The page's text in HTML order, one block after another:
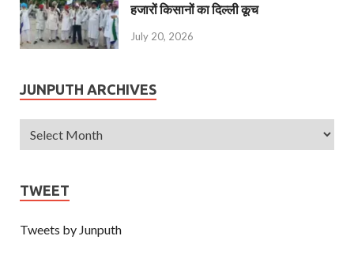
हजारों किसानों का दिल्ली कूच
July 20, 2026
JUNPUTH ARCHIVES
TWEET
Tweets by Junputh